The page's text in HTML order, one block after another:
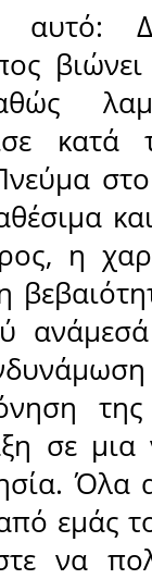
αυτό:
κατά
η
σε μια
Όλα
εμάς
να